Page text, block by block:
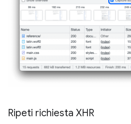
Ripeti richiesta XHR